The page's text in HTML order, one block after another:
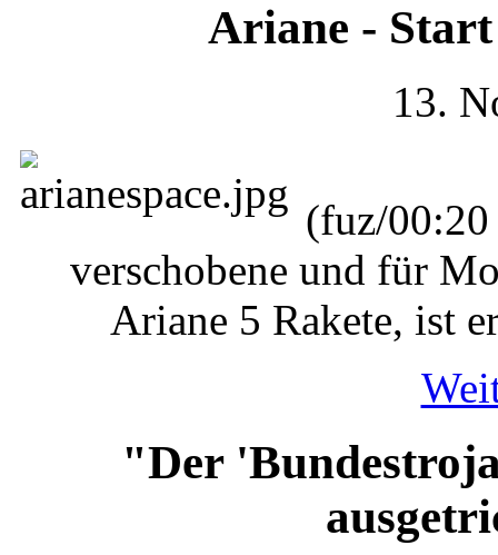
Ariane -
13.
(fuz/00:20
verschobene und für
Ariane 5 Rakete, ist
"Der